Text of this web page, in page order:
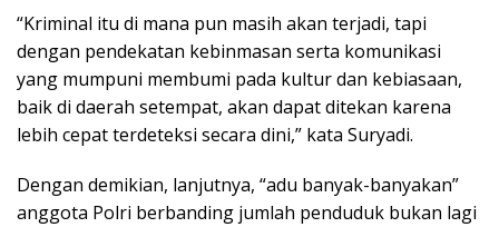
“Kriminal itu di mana pun masih akan terjadi, tapi
dengan pendekatan kebinmasan serta komunikasi
yang mumpuni membumi pada kultur dan kebiasaan,
baik di daerah setempat, akan dapat ditekan karena
lebih cepat terdeteksi secara dini,” kata Suryadi.
Dengan demikian, lanjutnya, “adu banyak-banyakan”
anggota Polri berbanding jumlah penduduk bukan lagi